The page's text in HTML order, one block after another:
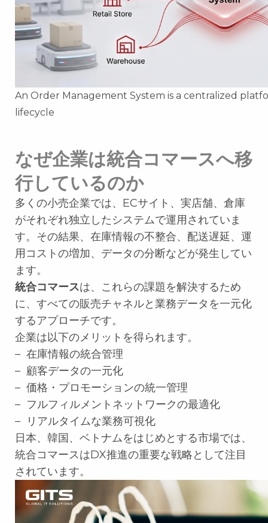
An Order Management System is a centralized
lifecycle
なぜ企業は統合コマースへ移
行しているのか
多くの小売企業では、ECサイト、実店舗、倉庫
がそれぞれ独立したシステムで運用されていま
す。その結果、在庫情報の不整合、配送遅延、運
用コストの増加、データの分断などが発生してい
ます。
統合コマースは、これらの課題を解決するため
に、すべての販売チャネルと業務データを一元化
するアプローチです。
企業は以下のメリットを得られます。
– 在庫情報の統合管理
– 顧客データの一元化
– 価格・プロモーションの統一管理
– フルフィルメントネットワークの最適化
– リアルタイムな業務可視化
日本、韓国、ベトナムをはじめとする市場では、
統合コマースはDX推進の重要な戦略として注目
されています。